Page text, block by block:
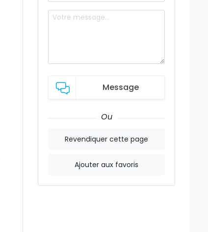
Message
Ou
Revendiquer cette page
Ajouter aux favoris